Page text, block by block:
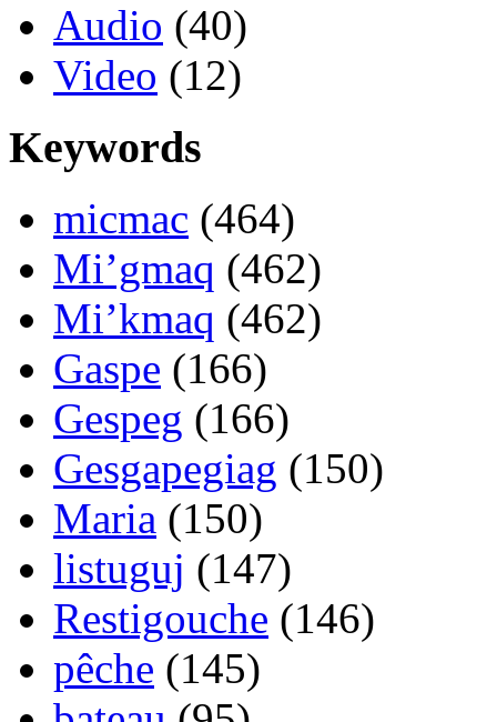
Audio (40)
Video (12)
Keywords
micmac (464)
Mi’gmaq (462)
Mi’kmaq (462)
Gaspe (166)
Gespeg (166)
Gesgapegiag (150)
Maria (150)
listuguj (147)
Restigouche (146)
pêche (145)